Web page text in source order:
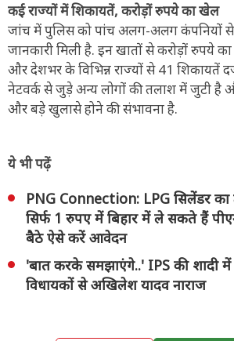
कई राज्यों में शिकायतें, करोड़ों रुपये का खेल
जांच में पुलिस को पांच अलग-अलग कंपनियों
जानकारी मिली है. इन खातों से करोड़ों रुपये
और देशभर के विभिन्न राज्यों से 41 शिकायतें
नेटवर्क से जुड़े अन्य लोगों की तलाश में जुटी है
और बड़े खुलासे होने की संभावना है.
ये भी पढ़ें
PNG Connection: LPG सिलेंडर का
सिर्फ 1 रुपए में बिहार में ले सकते हैं
बैठे ऐसे करें आवेदन
'बात करके समझाएंगे..' IPS की शादी में
विधायकों से अखिलेश यादव नाराज